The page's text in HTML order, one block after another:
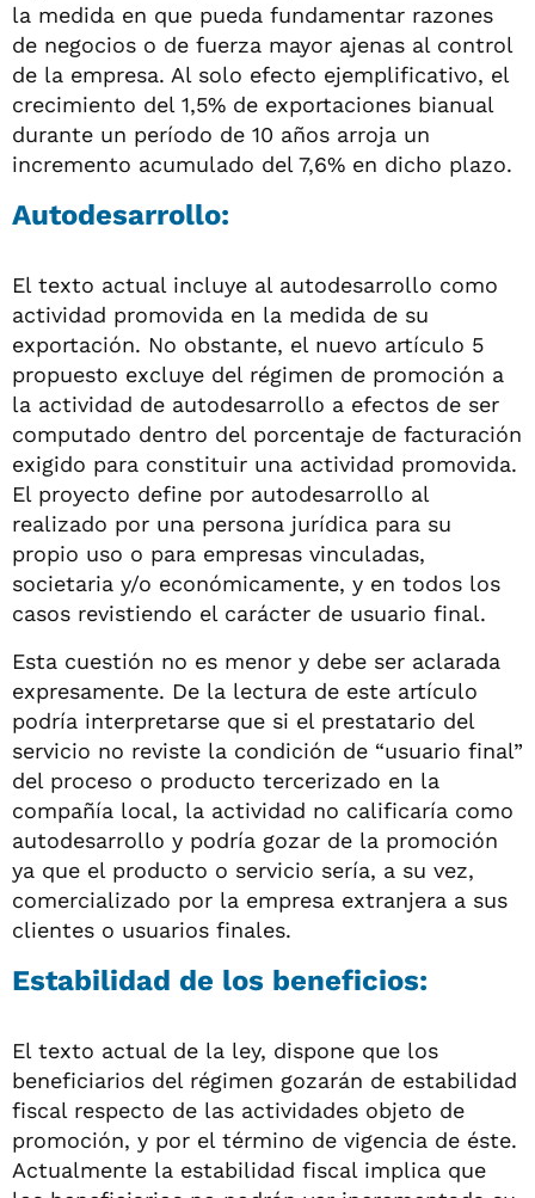
la medida en que pueda fundamentar razones
de negocios o de fuerza mayor ajenas al control
de la empresa. Al solo efecto ejemplificativo, el
crecimiento del 1,5% de exportaciones bianual
durante un período de 10 años arroja un
incremento acumulado del 7,6% en dicho plazo.
Autodesarrollo:
El texto actual incluye al autodesarrollo como
actividad promovida en la medida de su
exportación. No obstante, el nuevo artículo 5
propuesto excluye del régimen de promoción a
la actividad de autodesarrollo a efectos de ser
computado dentro del porcentaje de facturación
exigido para constituir una actividad promovida.
El proyecto define por autodesarrollo al
realizado por una persona jurídica para su
propio uso o para empresas vinculadas,
societaria y/o económicamente, y en todos los
casos revistiendo el carácter de usuario final.
Esta cuestión no es menor y debe ser aclarada
expresamente. De la lectura de este artículo
podría interpretarse que si el prestatario del
servicio no reviste la condición de “usuario final”
del proceso o producto tercerizado en la
compañía local, la actividad no calificaría como
autodesarrollo y podría gozar de la promoción
ya que el producto o servicio sería, a su vez,
comercializado por la empresa extranjera a sus
clientes o usuarios finales.
Estabilidad de los beneficios:
El texto actual de la ley, dispone que los
beneficiarios del régimen gozarán de estabilidad
fiscal respecto de las actividades objeto de
promoción, y por el término de vigencia de éste.
Actualmente la estabilidad fiscal implica que